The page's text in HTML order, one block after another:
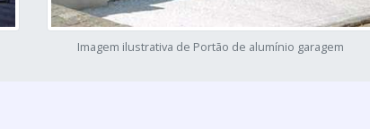
Imagem ilustrativa de Portão de alumínio garagem